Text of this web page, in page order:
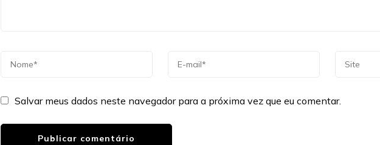
Salvar meus dados neste navegador para a próxima vez que eu comentar.